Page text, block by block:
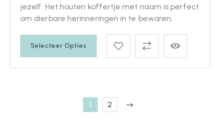
jezelf. Het houten koffertje met naam is perfect
om dierbare herinneringen in te bewaren,
Selecteer Opties
1 2